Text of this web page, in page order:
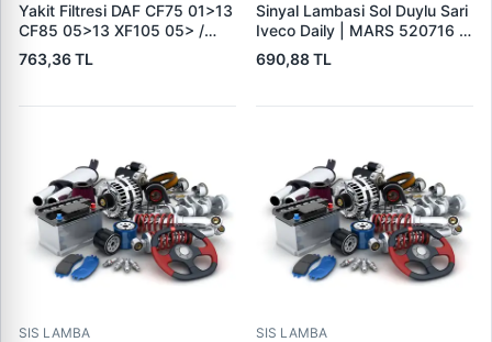
Yakit Filtresi DAF CF75 01>13
CF85 05>13 XF105 05> /
Temsa Safir 09> Avenue 10>
Safari 10> | BOSCH
1643080 1699168
763,36 TL
Sinyal Lambasi Sol Duylu Sari
Iveco Daily | MARS 520716 |
OEM 500320426
690,88 TL
SIS LAMBA SIS LAMBA